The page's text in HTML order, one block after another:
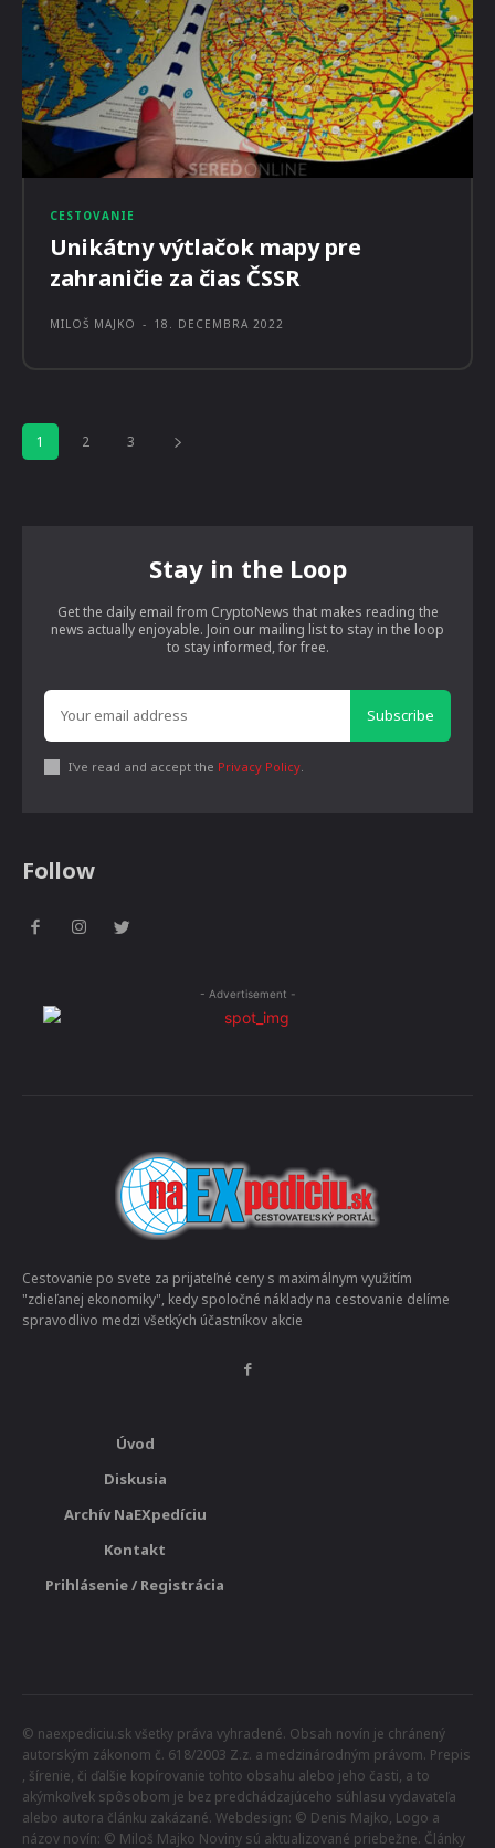
CESTOVANIE
Unikátny výtlačok mapy pre
zahraničie za čias ČSSR
MILOŠ MAJKO - 18. DECEMBRA 2022
1 2 3
Stay in the Loop
Get the daily email from CryptoNews that makes reading the
news actually enjoyable. Join our mailing list to stay in the loop
to stay informed, for free.
Subscribe
I've read and accept the Privacy Policy
Follow
- Advertisement -
Cestovanie po svete za prijateľné ceny s maximálnym využitím
"zdieľanej ekonomiky", kedy spoločné náklady na cestovanie delíme
spravodlivo medzi všetkých účastníkov akcie
Úvod
Diskusia
Archív NaEXpedíciu
Kontakt
Prihlásenie / Registrácia
© naexpediciu.sk všetky práva vyhradené. Obsah novín je chránený
autorským zákonom č. 618/2003 Z.z. a medzinárodným právom. Prepis
, šírenie, či ďalšie kopírovanie tohto obsahu alebo jeho časti, a to
akýmkoľvek spôsobom je bez predchádzajúceho súhlasu vydavateľa
alebo autora článku zakázané. Webdesign: © Denis Majko, Logo a
názov novín: © Miloš Majko Noviny sú aktualizované priebežne. Články